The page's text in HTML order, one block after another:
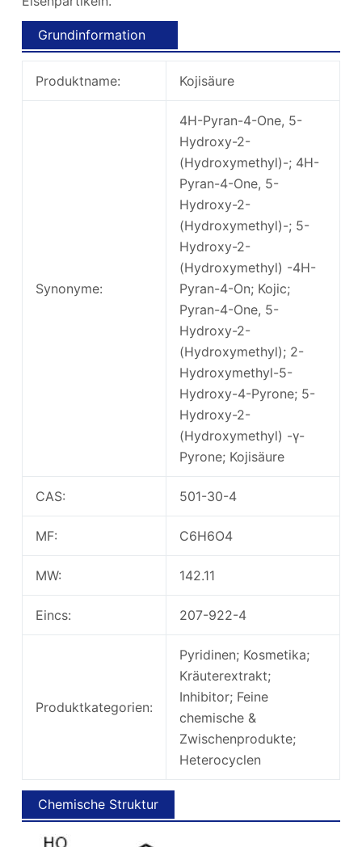
Grundinformation
Produktname: Kojisäure
Synonyme:
4H-Pyran-4-One, 5-
Hydroxy-2-
(Hydroxymethyl)-; 4H-
Pyran-4-One, 5-
Hydroxy-2-
(Hydroxymethyl)-; 5-
Hydroxy-2-
(Hydroxymethyl) -4H-
Pyran-4-On; Kojic;
Pyran-4-One, 5-
Hydroxy-2-
(Hydroxymethyl); 2-
Hydroxymethyl-5-
Hydroxy-4-Pyrone; 5-
Hydroxy-2-
(Hydroxymethyl) -γ-
Pyrone; Kojisäure
CAS: 501-30-4
MF: C6H6O4
MW: 142.11
Eincs: 207-922-4
Produktkategorien:
Pyridinen; Kosmetika;
Kräuterextrakt;
Inhibitor; Feine
chemische &
Zwischenprodukte;
Heterocyclen
Chemische Struktur